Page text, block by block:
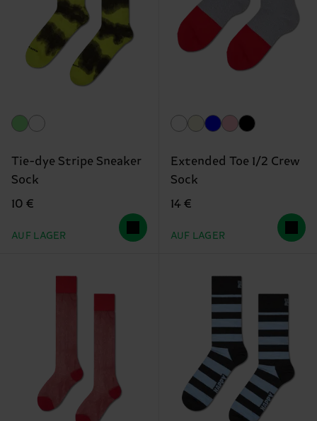
Tie-dye Stripe Sneaker
Sock
10 €
AUF LAGER
Extended Toe 1/2 Crew
Sock
14 €
AUF LAGER